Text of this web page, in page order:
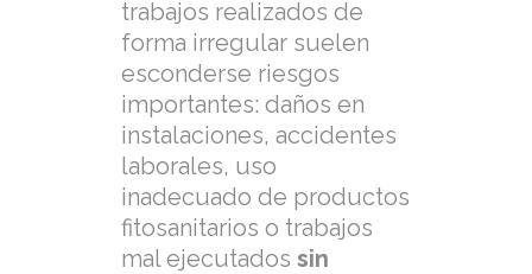
trabajos realizados de
forma irregular suelen
esconderse riesgos
importantes: daños en
instalaciones, accidentes
laborales, uso
inadecuado de productos
fitosanitarios o trabajos
mal ejecutadossin